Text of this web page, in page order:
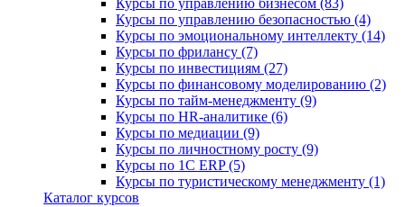
Курсы по управлению бизнесом (83)
Курсы по управлению безопасностью (4)
Курсы по эмоциональному интеллекту (14)
Курсы по фрилансу (7)
Курсы по инвестициям (27)
Курсы по финансовому моделированию (2)
Курсы по тайм-менеджменту (9)
Курсы по HR-аналитике (6)
Курсы по медиации (9)
Курсы по личностному росту (9)
Курсы по 1С ERP (5)
Курсы по туристическому менеджменту (1)
Каталог курсов